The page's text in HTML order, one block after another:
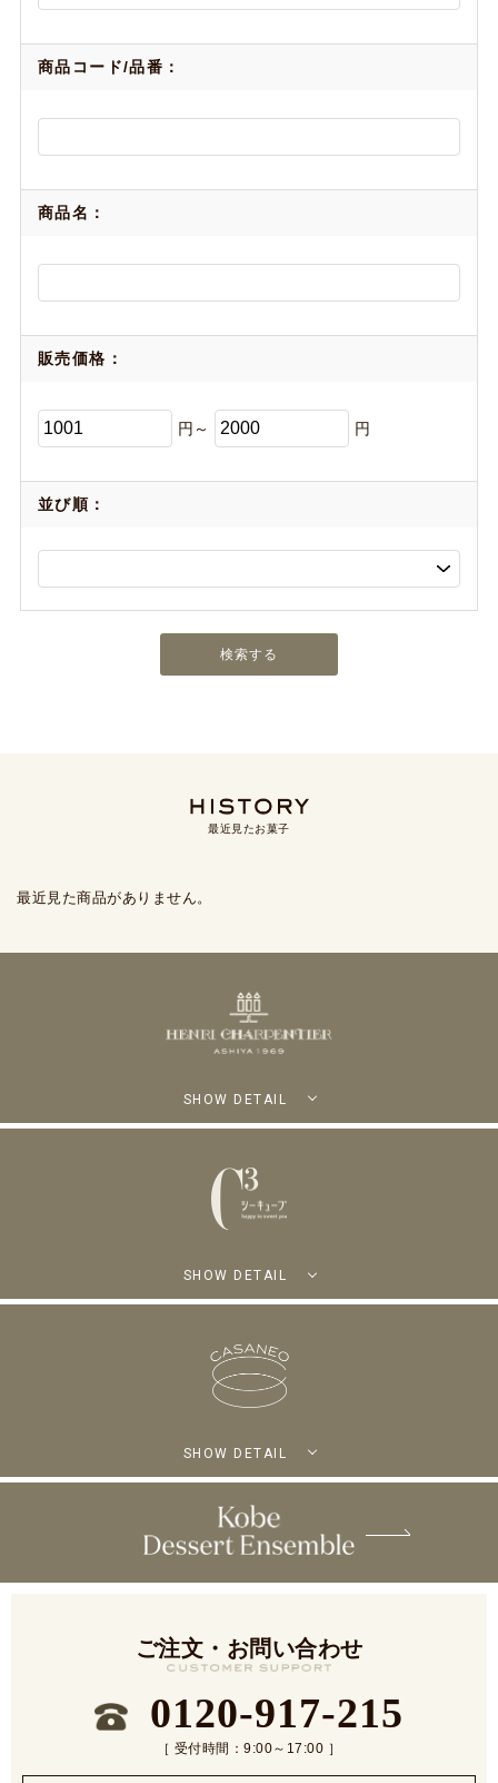
商品コード/品番：
商品名：
販売価格：
円～ 円
並び順：
最近見たお菓子
最近見た商品がありません。
SHOW DETAIL
SHOW DETAIL
SHOW DETAIL
ご注文・お問い合わせ
0120-917-215
［ 受付時間：9:00～17:00 ］